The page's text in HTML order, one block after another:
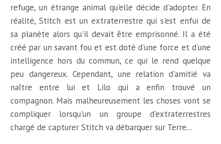
refuge, un étrange animal qu'elle décide d'adopter. En
réalité, Stitch est un extraterrestre qui s'est enfui de
sa planète alors qu'il devait être emprisonné. Il a été
créé par un savant fou et est doté d'une force et d'une
intelligence hors du commun, ce qui le rend quelque
peu dangereux. Cependant, une relation d'amitié va
naître entre lui et Lilo qui a enfin trouvé un
compagnon. Mais malheureusement les choses vont se
compliquer lorsqu'un un groupe d'extraterrestres
chargé de capturer Stitch va débarquer sur Terre...